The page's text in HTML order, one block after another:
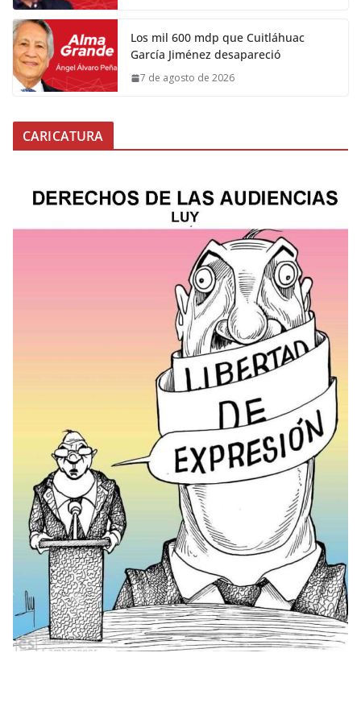
Los mil 600 mdp que Cuitláhuac
García Jiménez desapareció
7 de agosto de 2026
CARICATURA